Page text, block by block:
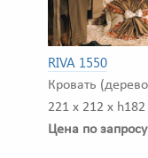
RIVA 1550
Кровать
221 x 212 x
Цена по запросу